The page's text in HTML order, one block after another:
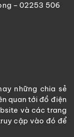
– 02253 506
những chia sẻ
quan tới đồ điện
và các trang
cập vào đó để